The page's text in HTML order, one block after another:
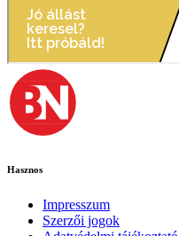
Hasznos
Impresszum
Szerzői jogok